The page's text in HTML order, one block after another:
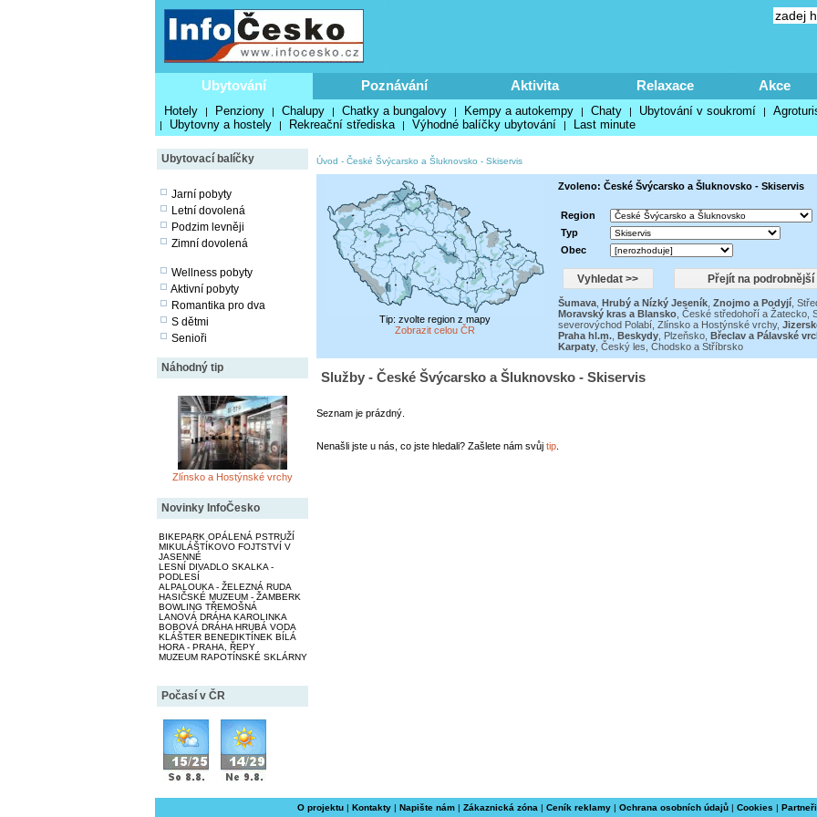
Ubytování Poznávání Aktivita Relaxace Akce
Hotely | Penziony | Chalupy | Chatky a bungalovy | Kempy a autokempy | Chaty | Ubytování v soukromí |
| Ubytovny a hostely | Rekreační střediska | Výhodné balíčky ubytování | Last minute
Ubytovací balíčky
Jarní pobyty
Letní dovolená
Podzim levněji
Zimní dovolená
Wellness pobyty
Aktivní pobyty
Romantika pro dva
S dětmi
Senioři
Náhodný tip
Zlínsko a Hostýnské vrchy
Novinky InfoČesko
BIKEPARK OPÁLENÁ PSTRUŽÍ
MIKULÁŠTÍKOVO FOJTSTVÍ V
JASENNÉ
LESNÍ DIVADLO SKALKA -
PODLESÍ
ALPALOUKA - ŽELEZNÁ RUDA
HASIČSKÉ MUZEUM - ŽAMBERK
BOWLING TŘEMOŠNÁ
LANOVÁ DRÁHA KAROLINKA
BOBOVÁ DRÁHA HRUBÁ VODA
KLÁŠTER BENEDIKTÍNEK BÍLÁ
HORA - PRAHA, ŘEPY
MUZEUM RAPOTÍNSKÉ SKLÁRNY
Počasí v ČR
Úvod - České Švýcarsko a Šluknovsko - Skiservis
Tip: zvolte region z mapy
Zobrazit celou ČR
Zvoleno: České Švýcarsko a Šluknovsko - Skiservis
Region
Typ
Obec
Šumava, Hrubý a Nízký Jeseník, Znojmo a Podyjí,
Moravský kras a Blansko, České středohoří a Žatecko,
severovýchod Polabí, Zlínsko a Hostýnské vrchy,
Praha hl.m., Beskydy, Plzeňsko, Břeclav a Pálavské
Karpaty, Český les, Chodsko a Stříbrsko
Služby - České Švýcarsko a Šluknovsko - Skiservis
Seznam je prázdný.
Nenašli jste u nás, co jste hledali? Zašlete nám svůj tip.
O projektu | Kontakty | Napište nám | Zákaznická zóna | Ceník reklamy | Ochrana osobních údajů | Cookies | Partneři